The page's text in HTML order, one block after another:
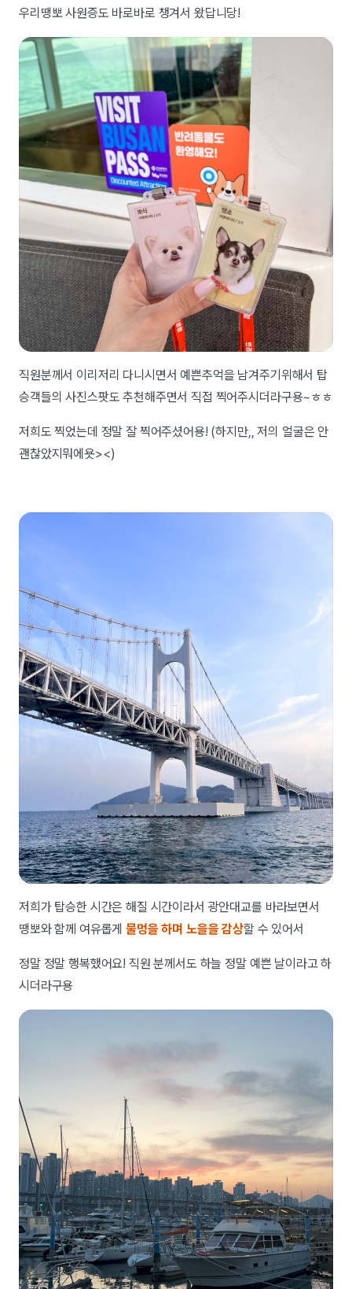
우리땡뽀 사원증도 바로바로 챙겨서 왔답니당!
직원분께서 이리저리 다니시면서 예쁜추억을 남겨주기위해서 탑
승객들의 사진스팟도 추천해주면서 직접 찍어주시더라구용~ㅎㅎ
저희도 찍었는데 정말 잘 찍어주셨어용! (하지만,, 저의 얼굴은 안
괜찮았지뭐에욧><)
저희가 탑승한 시간은 해질 시간이라서 광안대교를 바라보면서
땡뽀와 함께 여유롭게물멍을 하며 노을을 감상할 수 있어서
정말 정말 행복했어요! 직원 분께서도 하늘 정말 예쁜 날이라고 하
시더라구용